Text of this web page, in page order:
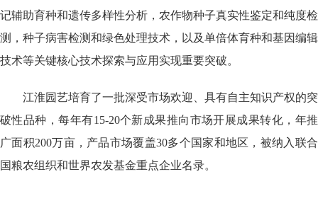
记辅助育种和遗传多样性分析，农作物种子真实性鉴定和纯度检
测，种子病害检测和绿色处理技术，以及单倍体育种和基因编辑
技术等关键核心技术探索与应用实现重要突破。
江淮园艺培育了一批深受市场欢迎、具有自主知识产权的突
破性品种，每年有15-20个新成果推向市场开展成果转化，年推
广面积200万亩，产品市场覆盖30多个国家和地区，被纳入联合
国粮农组织和世界农发基金重点企业名录。